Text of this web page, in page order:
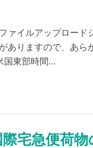
ァイルアップロード
ありますので、あら
国東部時間...
宅急便荷物